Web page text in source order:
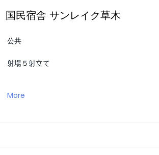
国民宿舎 サンレイク草木
公共
射場５射立て
More